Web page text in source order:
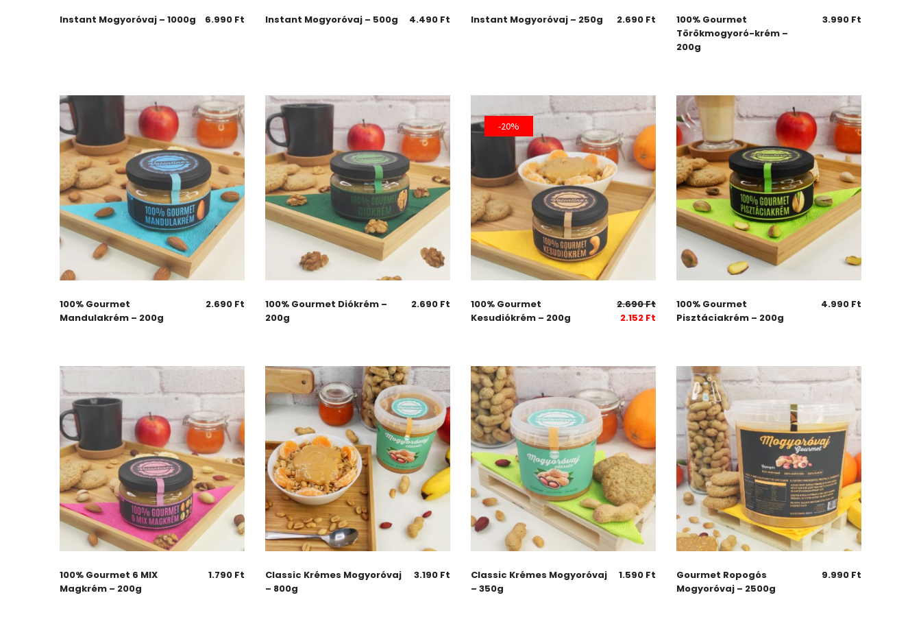
Instant Mogyoróvaj – 1000g 6.990 Ft Instant Mogyoróvaj – 500g 4.490 Ft Instant Mogyoróvaj – 250g 2.690 Ft
100% Gourmet
Törökmogyoró-krém –
200g
3.990 Ft
100% Gourmet
Mandulakrém – 200g
2.690 Ft
100% Gourmet Diókrém –
200g
2.690 Ft
-20%
100% Gourmet
Kesudiókrém – 200g
2.690Ft
2.152 Ft
100% Gourmet
Pisztáciakrém – 200g
4.990 Ft
100% Gourmet 6 MIX
Magkrém – 200g
1.790 Ft
Classic Krémes Mogyoróvaj
– 800g
3.190 Ft
Classic Krémes Mogyoróvaj
– 350g
1.590 Ft
Gourmet Ropogós
Mogyoróvaj – 2500g
9.990 Ft